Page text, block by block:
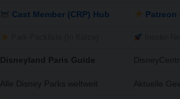
Cast Member (CRP) Hub
Disneyland Paris Guide
Alle Disney Parks weltweit
Patreon
Aktuelle